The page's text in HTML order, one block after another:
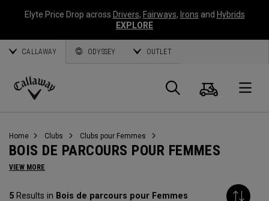
Elyte Price Drop across Drivers, Fairways, Irons and Hybrids
EXPLORE
CALLAWAY ODYSSEY OUTLET
Callaway
Panier
Home Clubs Clubs pour Femmes
BOIS DE PARCOURS POUR FEMMES
VIEW MORE
5 Results in Bois de parcours pour Femmes